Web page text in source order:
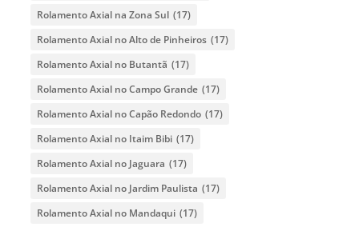
Rolamento Axial na Zona Sul (17)
Rolamento Axial no Alto de Pinheiros (17)
Rolamento Axial no Butantã (17)
Rolamento Axial no Campo Grande (17)
Rolamento Axial no Capão Redondo (17)
Rolamento Axial no Itaim Bibi (17)
Rolamento Axial no Jaguara (17)
Rolamento Axial no Jardim Paulista (17)
Rolamento Axial no Mandaqui (17)